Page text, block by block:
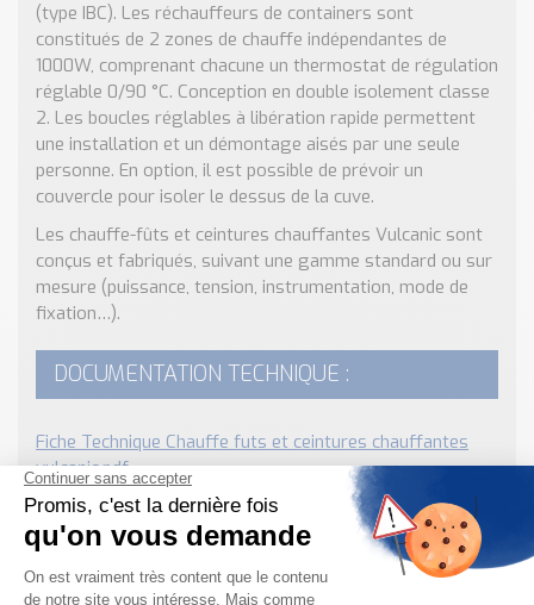
(type IBC). Les réchauffeurs de containers sont
constitués de 2 zones de chauffe indépendantes de
1000W, comprenant chacune un thermostat de régulation
réglable 0/90 °C. Conception en double isolement classe
2. Les boucles réglables à libération rapide permettent
une installation et un démontage aisés par une seule
personne. En option, il est possible de prévoir un
couvercle pour isoler le dessus de la cuve.
Les chauffe-fûts et ceintures chauffantes Vulcanic sont
conçus et fabriqués, suivant une gamme standard ou sur
mesure (puissance, tension, instrumentation, mode de
fixation…).
DOCUMENTATION TECHNIQUE :
Fiche Technique Chauffe futs et ceintures chauffantes
vulcanic.pdf
Besoin d'informations complémentaires ?